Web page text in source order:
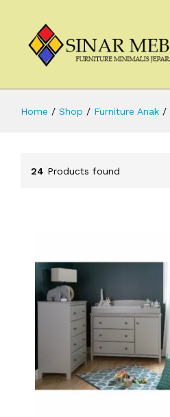
Home / Shop / Furniture Anak /
24 Products found